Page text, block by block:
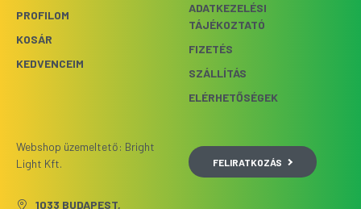
PROFILOM
KOSÁR
KEDVENCEIM
ADATKEZELÉSI
TÁJÉKOZTATÓ
FIZETÉS
SZÁLLÍTÁS
ELÉRHETŐSÉGEK
Webshop üzemeltető: Bright
Light Kft.
1033 BUDAPEST,
FELIRATKOZÁS